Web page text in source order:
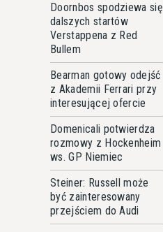
Doornbos spodziewa się
dalszych startów
Verstappena z Red
Bullem
Bearman gotowy odejść
z Akademii Ferrari przy
interesującej ofercie
Domenicali potwierdza
rozmowy z Hockenheim
ws. GP Niemiec
Steiner: Russell może
być zainteresowany
przejściem do Audi